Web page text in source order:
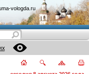
vologda.ru